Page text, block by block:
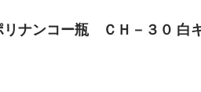
リナンコー瓶 ＣＨ－３０ 白